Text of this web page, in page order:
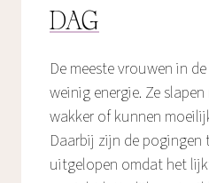
DAG
De meeste vrouwen in
weinig energie. Ze
wakker of kunnen
Daarbij zijn de
uitgelopen omdat het